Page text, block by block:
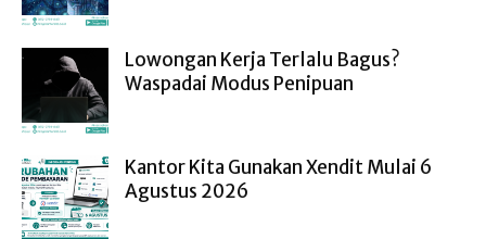
Lowongan Kerja Terlalu Bagus?
Waspadai Modus Penipuan
Kantor Kita Gunakan Xendit Mulai 6
Agustus 2026